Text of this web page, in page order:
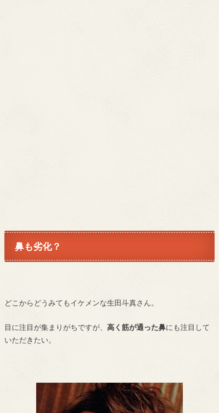
鼻も劣化？
どこからどうみてもイケメンな生田斗真さん。
目に注目が集まりがちですが、 高く筋が通った鼻にも注目して
いただきたい。